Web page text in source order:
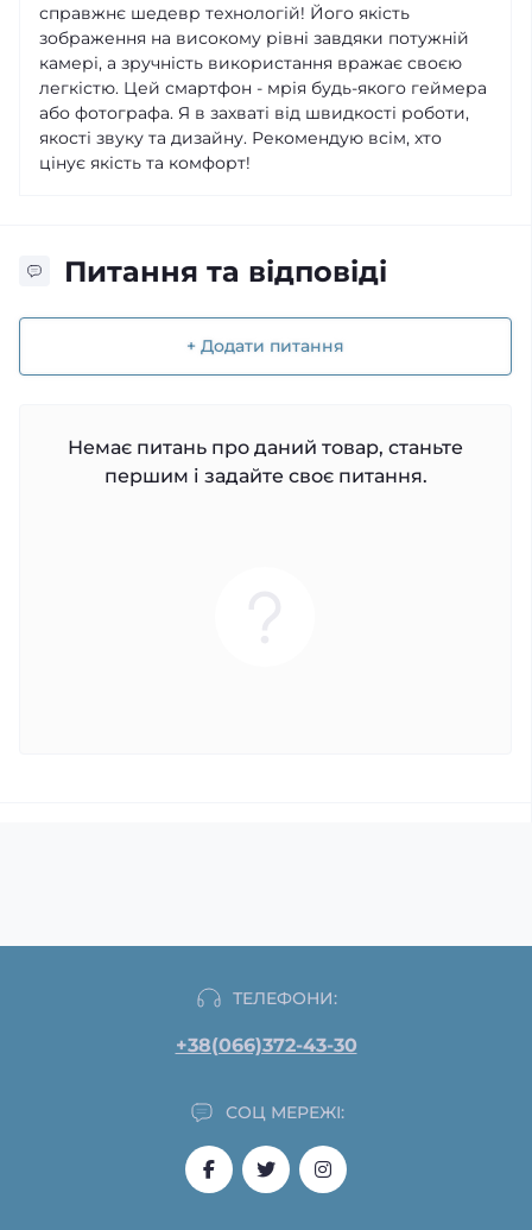
справжнє шедевр технологій! Його якість
зображення на високому рівні завдяки потужній
камері, а зручність використання вражає своєю
легкістю. Цей смартфон - мрія будь-якого геймера
або фотографа. Я в захваті від швидкості роботи,
якості звуку та дизайну. Рекомендую всім, хто
цінує якість та комфорт!
Питання та відповіді
+ Додати питання
Немає питань про даний товар, станьте
першим і задайте своє питання.
ТЕЛЕФОНИ:
+38(066)372-43-30
СОЦ МЕРЕЖІ: